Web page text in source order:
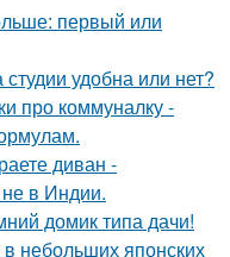
первый или
удобна или нет?
про коммуналку -
диван -
в Индии.
домик типа дачи!
небольших японских